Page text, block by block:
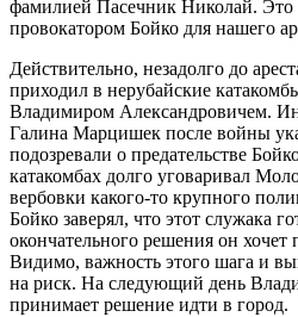
фамилией Пасечник Николай. Это
провокатором Бойко для нашего
Действительно, незадолго до
приходил в нерубайские
Владимиром Александровичем.
Галина Марцишек после войны
подозревали о предательстве
катакомбах долго уговаривал
вербовки какого-то крупного
Бойко заверял, что этот служака
окончательного решения он хочет
Видимо, важность этого шага и
на риск. На следующий день
принимает решение идти в город.